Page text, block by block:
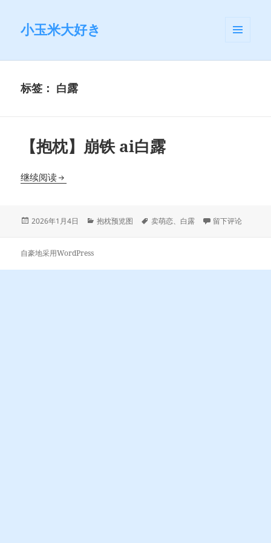
小玉米大好き
挂件
标签： 白露
【抱枕】崩铁 ai白露
继续阅读【抱枕】崩铁 ai白露
发
2026年1月4日
分
抱枕预览图
标
卖萌恋、 白露 于【抱枕】崩铁
留下评论
自豪地采用WordPress